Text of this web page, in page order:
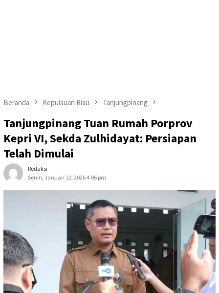
Beranda Kepulauan Riau Tanjungpinang
Tanjungpinang Tuan Rumah Porprov
Kepri VI, Sekda Zulhidayat: Persiapan
Telah Dimulai
Redaksi
Senin, Januari 12, 2026 4:06 pm